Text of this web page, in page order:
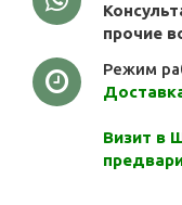
прочие
Режим
Визит в